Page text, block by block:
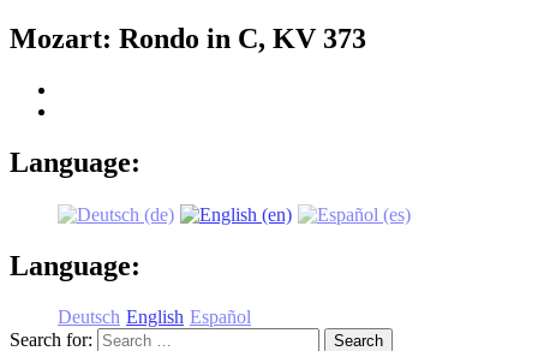
Mozart: Rondo in C, KV 373
Language:
Language:
Deutsch English Español
Search for: